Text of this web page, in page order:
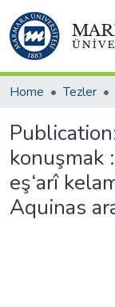
Home Tezler
konuşmak
eş‘arî
Aquinas